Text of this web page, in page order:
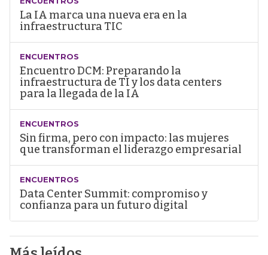
La IA marca una nueva era en la
infraestructura TIC
ENCUENTROS
Encuentro DCM: Preparando la
infraestructura de TI y los data centers
para la llegada de la IA
ENCUENTROS
Sin firma, pero con impacto: las mujeres
que transforman el liderazgo empresarial
ENCUENTROS
Data Center Summit: compromiso y
confianza para un futuro digital